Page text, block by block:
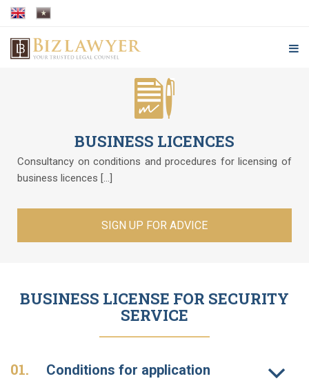
BUSINESS LICENCES
Consultancy on conditions and procedures for licensing of
business licences [...]
SIGN UP FOR ADVICE
BUSINESS LICENSE FOR SECURITY
SERVICE
01. Conditions for application